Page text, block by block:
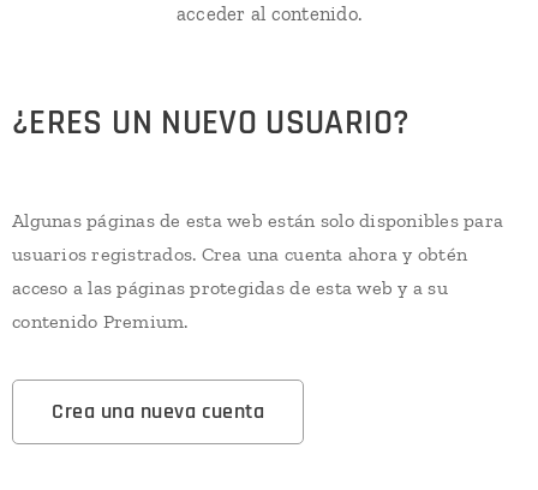
acceder al contenido.
¿ERES UN NUEVO USUARIO?
Algunas páginas de esta web están solo disponibles para
usuarios registrados. Crea una cuenta ahora y obtén
acceso a las páginas protegidas de esta web y a su
contenido Premium.
Crea una nueva cuenta